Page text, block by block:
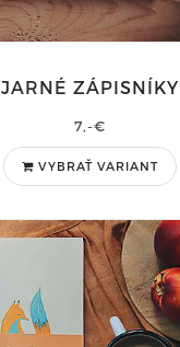
JARNÉ ZÁPISNÍKY
7,-€
VYBRAŤ VARIANT